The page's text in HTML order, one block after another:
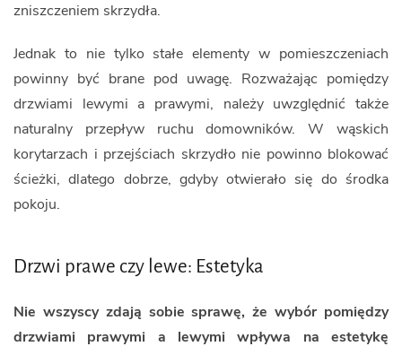
zniszczeniem skrzydła.
Jednak to nie tylko stałe elementy w pomieszczeniach
powinny być brane pod uwagę. Rozważając pomiędzy
drzwiami lewymi a prawymi, należy uwzględnić także
naturalny przepływ ruchu domowników. W wąskich
korytarzach i przejściach skrzydło nie powinno blokować
ścieżki, dlatego dobrze, gdyby otwierało się do środka
pokoju.
Drzwi prawe czy lewe: Estetyka
Nie wszyscy zdają sobie sprawę, że wybór pomiędzy
drzwiami prawymi a lewymi wpływa na estetykę